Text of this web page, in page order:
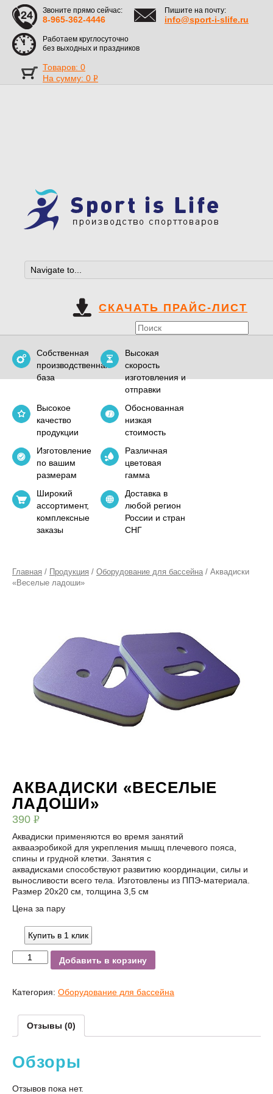
Звоните прямо сейчас:
8-965-362-4446
Пишите на почту:
info@sport-i-slife.ru
Работаем круглосуточно
без выходных и праздников
Товаров: 0
На сумму: 0 Р
СКАЧАТЬ ПРАЙС-ЛИСТ
Собственная
производственная
база
Высокая
скорость
изготовления и
отправки
Высокое
качество
продукции
Обоснованная
низкая
стоимость
Изготовление
по вашим
размерам
Различная
цветовая
гамма
Широкий
ассортимент,
комплексные
заказы
Доставка в
любой регион
России и стран
СНГ
Главная / Продукция / Оборудование для бассейна / Аквадиски
«Веселые ладоши»
АКВАДИСКИ «ВЕСЕЛЫЕ
ЛАДОШИ»
390 Р
Аквадиски применяются во время занятий
аквааэробикой для укрепления мышц плечевого пояса,
спины и грудной клетки. Занятия с
аквадисками способствуют развитию координации, силы и
выносливости всего тела. Изготовлены из ППЭ-материала.
Размер 20х20 см, толщина 3,5 см
Цена за пару
Купить в 1 клик
Добавить в корзину
Категория: Оборудование для бассейна
Отзывы (0)
Обзоры
Отзывов пока нет.